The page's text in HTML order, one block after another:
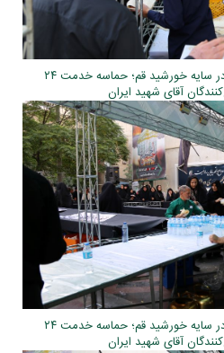
گزارش تصویری ۳ /میزبانی کریمانه در سایه خورشید قم؛ حماسه خدمت ۲۴
آقای شهید ایران
گزارش تصویری ۳ /میزبانی کریمانه در سایه خورشید قم؛ حماسه خدمت ۲۴
آقای شهید ایران